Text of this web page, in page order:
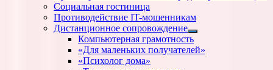
Социальная гостиница
Противодействие IT-мошенникам
Дистанционное сопровождение
Показать
подменю
Компьютерная грамотность
«Для маленьких получателей»
«Психолог дома»